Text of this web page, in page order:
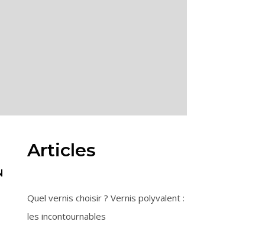
Articles
Quel vernis choisir ? Vernis polyvalent :
les incontournables